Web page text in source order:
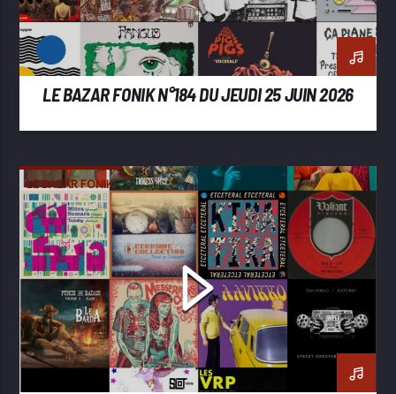
LE BAZAR FONIK N°184 DU JEUDI 25 JUIN 2026
LE BAZAR FONIK